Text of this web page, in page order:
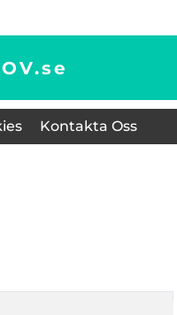
se
Kontakta Oss